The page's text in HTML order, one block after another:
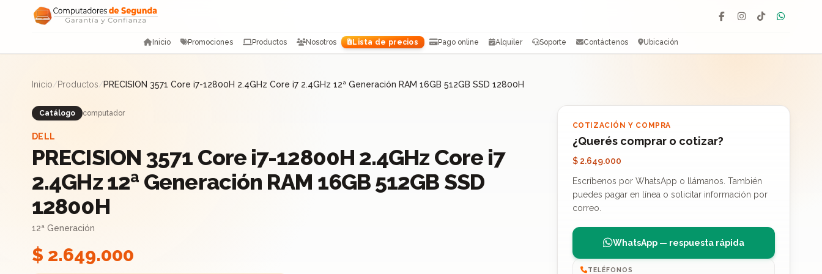
Saltar al contenido
Facebook
Instagram
TikTok
Inicio Promociones Productos Nosotros Lista de precios Pago online Alquiler Soporte Contáctenos Ubicación
Inicio/Productos/PRECISION 3571 Core i7-12800H 2.4GHz Core i7 2.4GHz 12ª Generación RAM 16GB 512GB SSD 12800H
Catálogo computador
DELL
PRECISION 3571 Core i7-12800H 2.4GHz Core i7
2.4GHz 12ª Generación RAM 16GB 512GB SSD
12800H
12ª Generación
$ 2.649.000
COTIZACIÓN Y COMPRA
¿Querés comprar o cotizar?
$ 2.649.000
Escríbenos por WhatsApp o llámanos. También
puedes pagar en línea o solicitar información por
correo.
WhatsApp — respuesta rápida
TELÉFONOS